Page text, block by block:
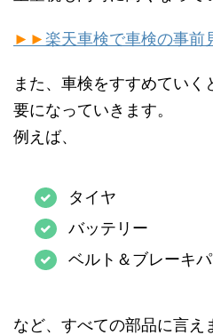
►► 楽天車検で車検の事前
また、車検をすすめてい
要になっていきます。
例えば、
タイヤ
バッテリー
ベルト＆ブレーキ
など、すべての部品に言え